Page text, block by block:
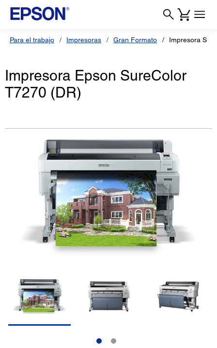
Para el trabajo Impresoras Gran Formato Impresora
Impresora Epson SureColor
T7270 (DR)